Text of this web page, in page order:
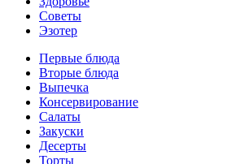
Советы
Эзотер
Первые блюда
Вторые блюда
Выпечка
Консервирование
Салаты
Закуски
Десерты
Торты